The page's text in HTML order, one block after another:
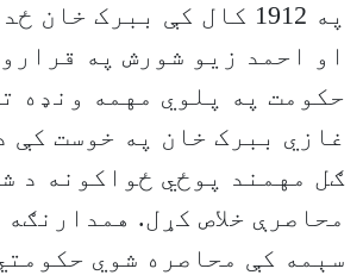
په 1912 کال کې ببرک
او احمد زیو شورش په
حکومت په پلوي مهمه ونډه
غازي ببرک خان په خوست کې
ګل مهمند پوځي ځواکونه د
محاصرې خلاص کړل.
سېمه کې محاصره شوي